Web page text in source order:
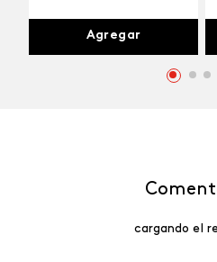
Agregar
cargando el